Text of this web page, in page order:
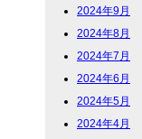
2024年9月
2024年8月
2024年7月
2024年6月
2024年5月
2024年4月